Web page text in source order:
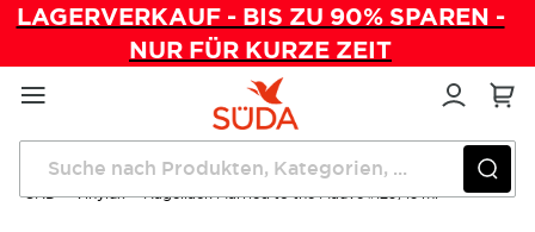
LAGERVERKAUF - BIS ZU 90% SPAREN -
NUR FÜR KURZE ZEIT
Direkt
zum
Inhalt
Startseite
CND™ Vinylux™ Nagellack Married to the Mauve #129, 15 ml